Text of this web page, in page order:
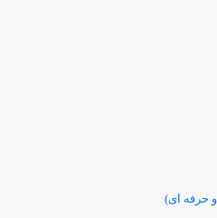
حرفه ای)